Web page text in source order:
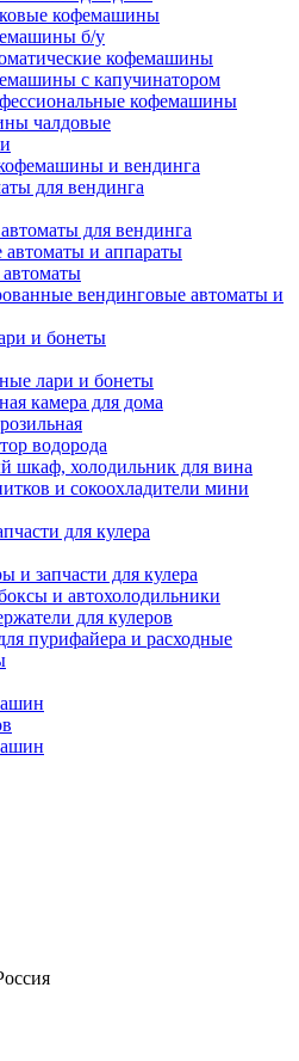
кофемашины
б/у
кофемашины
с капучинатором
кофемашины
чалдовые
и вендинга
для вендинга
для вендинга
и аппараты
вендинговые автоматы и
и бонеты
лари и бонеты
камера для дома
водорода
шкаф, холодильник для вина
и сокоохладители мини
для кулера
и запчасти для кулера
и автохолодильники
для кулеров
пурифайера и расходные